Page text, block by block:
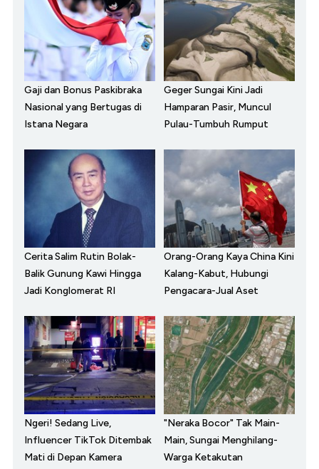
Gaji dan Bonus Paskibraka
Nasional yang Bertugas di
Istana Negara
Geger Sungai Kini Jadi
Hamparan Pasir, Muncul
Pulau-Tumbuh Rumput
Cerita Salim Rutin Bolak-
Balik Gunung Kawi Hingga
Jadi Konglomerat RI
Orang-Orang Kaya China Kini
Kalang-Kabut, Hubungi
Pengacara-Jual Aset
Ngeri! Sedang Live,
Influencer TikTok Ditembak
Mati di Depan Kamera
"Neraka Bocor" Tak Main-
Main, Sungai Menghilang-
Warga Ketakutan